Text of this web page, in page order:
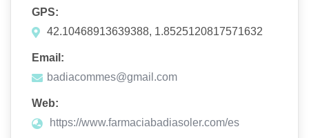
GPS:
42.10468913639388, 1.8525120817571632
Email:
badiacommes@gmail.com
Web:
https://www.farmaciabadiasoler.com/es